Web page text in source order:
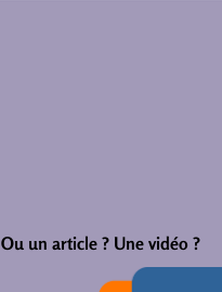
Ou un article ? Une vidéo ?